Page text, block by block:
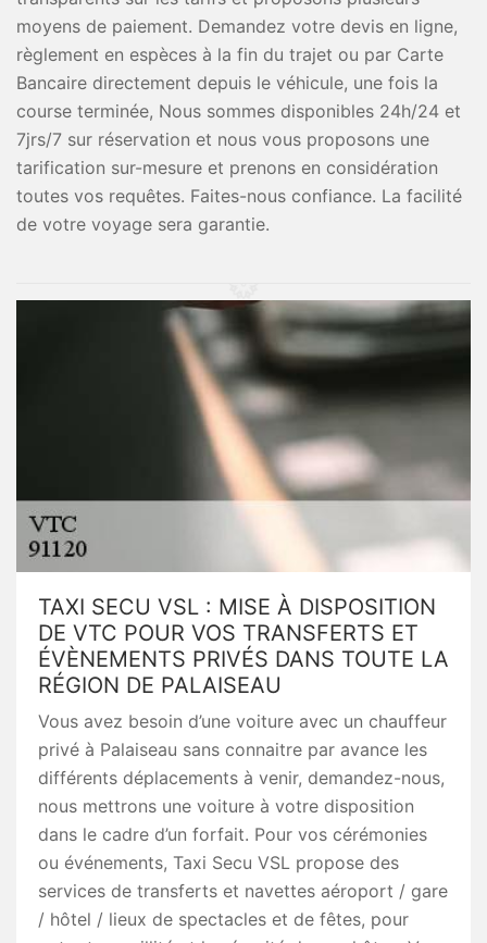
moyens de paiement. Demandez votre devis en ligne,
règlement en espèces à la fin du trajet ou par Carte
Bancaire directement depuis le véhicule, une fois la
course terminée, Nous sommes disponibles 24h/24 et
7jrs/7 sur réservation et nous vous proposons une
tarification sur-mesure et prenons en considération
toutes vos requêtes. Faites-nous confiance. La facilité
de votre voyage sera garantie.
TAXI SECU VSL : MISE À DISPOSITION
DE VTC POUR VOS TRANSFERTS ET
ÉVÈNEMENTS PRIVÉS DANS TOUTE LA
RÉGION DE PALAISEAU
Vous avez besoin d’une voiture avec un chauffeur
privé à Palaiseau sans connaitre par avance les
différents déplacements à venir, demandez-nous,
nous mettrons une voiture à votre disposition
dans le cadre d’un forfait. Pour vos cérémonies
ou événements, Taxi Secu VSL propose des
services de transferts et navettes aéroport / gare
/ hôtel / lieux de spectacles et de fêtes, pour